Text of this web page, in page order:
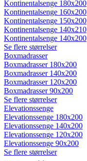
Kontinentalsenge 180x200
Kontinentalsenge 160x200
Kontinentalsenge 150x200
Kontinentalsenge 140x210
Kontinentalsenge 140x200
Se flere størrelser
Boxmadrasser
Boxmadrasser 180x200
Boxmadrasser 140x200
Boxmadrasser 120x200
Boxmadrasser 90x200
Se flere størrelser
Elevationssenge
Elevationssenge 180x200
Elevationssenge 140x200
Elevationssenge 120x200
Elevationssenge 90x200
Se flere størrelser